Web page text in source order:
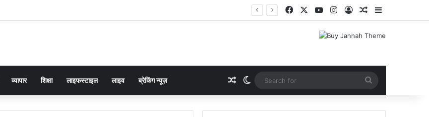
पुलिस की चुनौती, चौकी इंचार्ज योगेंद्र पांडेय ने 30 मिनट में ढूंढ निकाला 4 साल का मासूम
व्यापार शिक्षा लाइफस्टाइल लाइव ब्रेकिंग न्यूज़